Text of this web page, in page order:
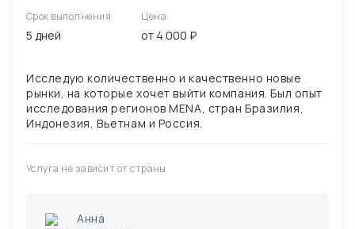
Срок выполнения
5 дней
Цена
от 4 000 ₽
Исследую количественно и качественно новые
рынки, на которые хочет выйти компания. Был опыт
исследования регионов MENA, стран Бразилия,
Услуга не зависит от страны
Анна